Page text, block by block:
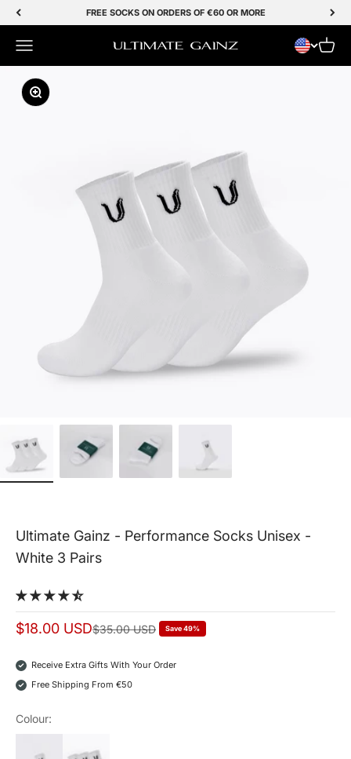
Skip to Content FREE SOCKS ON ORDERS OF €60 OR MORE
Menu Ultimate Gainz Cart
Zoom In/Out
Ultimate Gainz - Performance Socks Unisex -
White 3 Pairs
Sale price
$18.00 USDNormal price
$35.00 USD Save 49%
Receive Extra Gifts With Your Order
Free Shipping From €50
Colour: